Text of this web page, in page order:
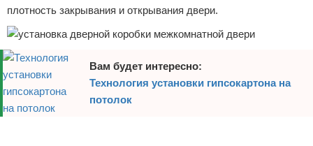
плотность закрывания и открывания двери.
Вам будет интересно:
Технология установки гипсокартона на
потолок